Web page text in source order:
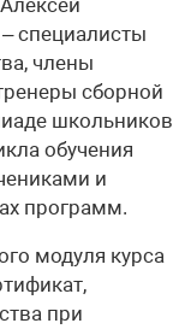
специалисты
члены
сборной
школьников
обучения
и
программ.
модуля курса
при